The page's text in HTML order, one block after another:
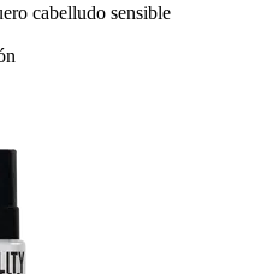
cabelludo sensible